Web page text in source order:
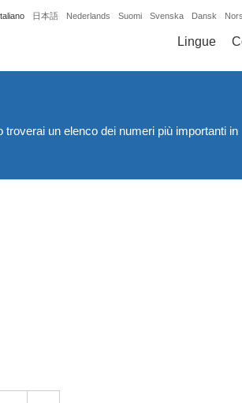
日本語 Nederlands Suomi Svenska Dansk
Lingue
un elenco dei numeri più importanti in